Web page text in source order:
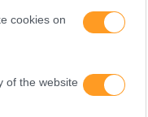
cookies on
of the website
de plano. As críticas